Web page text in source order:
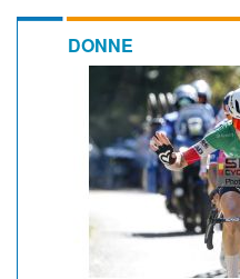
DONNE